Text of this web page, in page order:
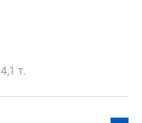
4,1 т.